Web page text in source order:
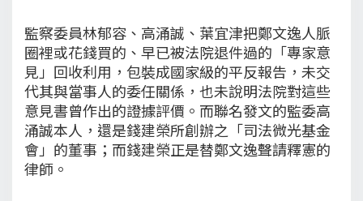
監察委員林郁容、高涌誠、葉宜津把鄭文逸人脈
圈裡或花錢買的、早已被法院退件過的「專家意
見」回收利用，包裝成國家級的平反報告，未交
代其與當事人的委任關係，也未說明法院對這些
意見書曾作出的證據評價。而聯名發文的監委高
涌誠本人，還是錢建榮所創辦之「司法微光基金
會」的董事；而錢建榮正是替鄭文逸聲請釋憲的
律師。